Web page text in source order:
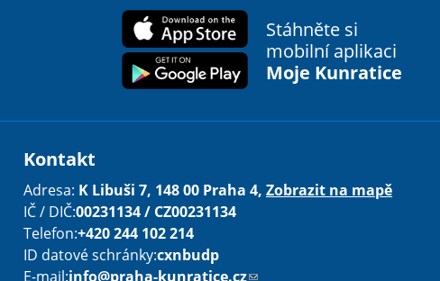
Stáhněte si
mobilní aplikaci
Moje Kunratice
Kontakt
Adresa: K Libuši 7, 148 00 Praha 4, Zobrazit na mapě
IČ / DIČ:00231134 / CZ00231134
Telefon:+420 244 102 214
ID datové schránky:cxnbudp
E-mail:info@praha-kunratice.cz(